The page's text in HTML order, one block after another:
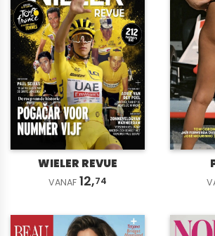
WIELER REVUE
VANAF 12,74